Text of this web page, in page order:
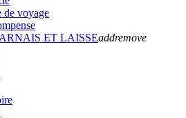
de voyage
ET LAISSEaddremove